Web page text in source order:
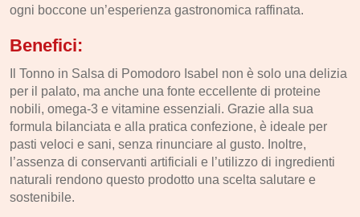
ogni boccone un’esperienza gastronomica raffinata.
Benefici:
Il Tonno in Salsa di Pomodoro Isabel non è solo una delizia
per il palato, ma anche una fonte eccellente di proteine
nobili, omega-3 e vitamine essenziali. Grazie alla sua
formula bilanciata e alla pratica confezione, è ideale per
pasti veloci e sani, senza rinunciare al gusto. Inoltre,
l’assenza di conservanti artificiali e l’utilizzo di ingredienti
naturali rendono questo prodotto una scelta salutare e
sostenibile.